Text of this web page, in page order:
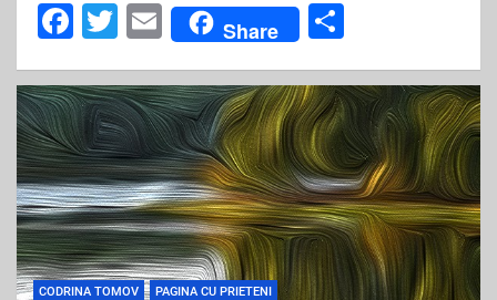
F
c
e
b
o
o
k
T
tt
er
E
m
ai
l
Share
ar
e
CODRINA TOMOV PAGINA CU PRIETENI